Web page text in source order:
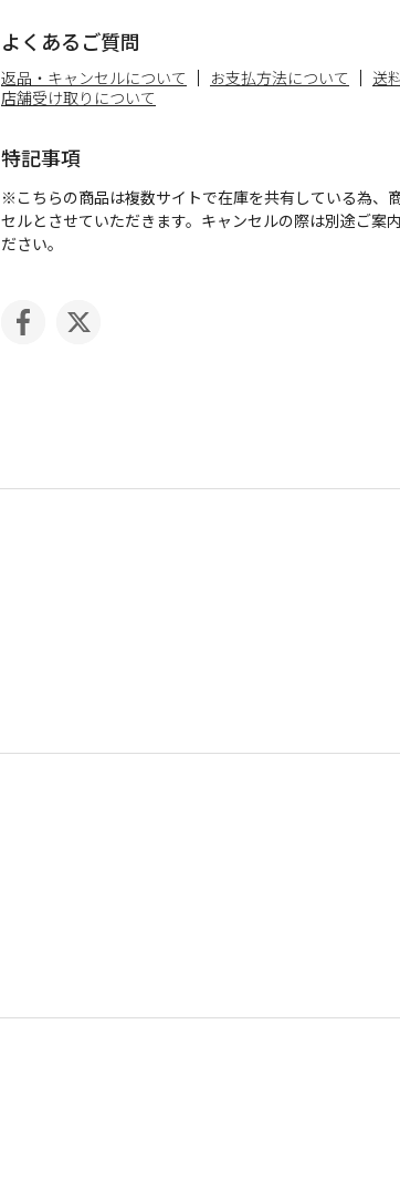
よくあるご質問
返品・キャンセルについて お支払方法について
送
店舗受け取りについて
特記事項
※こちらの商品は複数サイトで在庫を共有している為、
セルとさせていただきます。キャンセルの際は別途ご案
ださい。